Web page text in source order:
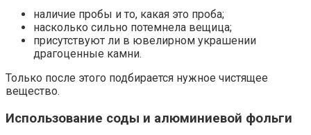
наличие пробы и то, какая это проба;
насколько сильно потемнела вещица;
присутствуют ли в ювелирном украшении
драгоценные камни.
Только после этого подбирается нужное чистящее
вещество.
Использование соды и алюминиевой фольги